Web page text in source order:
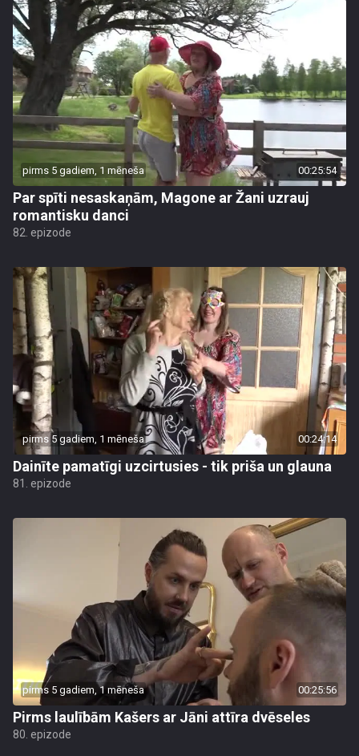
pirms 5 gadiem, 1 mēneša 00:25:54
Par spīti nesaskaņām, Magone ar Žani uzrauj
romantisku danci
82. epizode
pirms 5 gadiem, 1 mēneša 00:24:14
Dainīte pamatīgi uzcirtusies - tik priša un glauna
81. epizode
pirms 5 gadiem, 1 mēneša 00:25:56
Pirms laulībām Kašers ar Jāni attīra dvēseles
80. epizode